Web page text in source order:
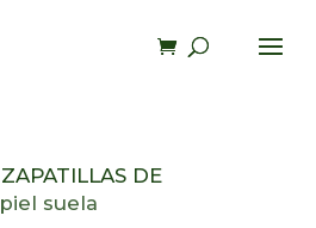
ZAPATILLAS DE
suela